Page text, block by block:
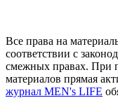
Все права на
соответствии с
смежных правах. При
материалов прямая
журнал MEN's LIFE